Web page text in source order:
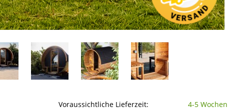
Voraussichtliche Lieferzeit: 4-5 Wochen